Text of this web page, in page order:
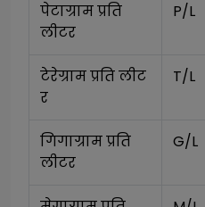
पेटाग्राम प्रति
लीटर
P/L
टेरेग्राम प्रति लीट
र
T/L
गिगाग्राम प्रति
लीटर
G/L